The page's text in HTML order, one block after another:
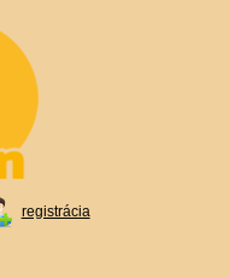
registrácia